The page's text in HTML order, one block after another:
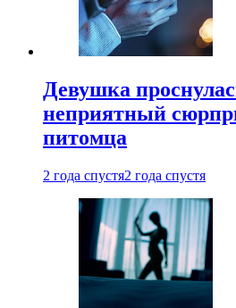
Девушка
неприятный
питомца
2 года спустя2 года спустя